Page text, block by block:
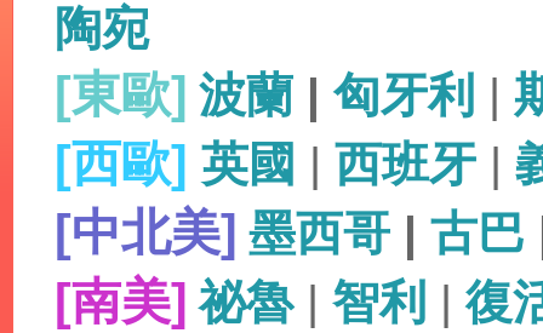
陶宛
[東歐] 波蘭 | 匈牙利 |
[西歐] 英國 | 西班牙 |
[中北美] 墨西哥 | 古巴
[南美] 祕魯| 智利 |復